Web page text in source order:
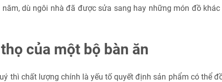
dù ngôi nhà đã được sửa sang hay những món đồ
của một bộ bàn ăn
thì chất lượng chính là yếu tố quyết định sản phẩm có thể